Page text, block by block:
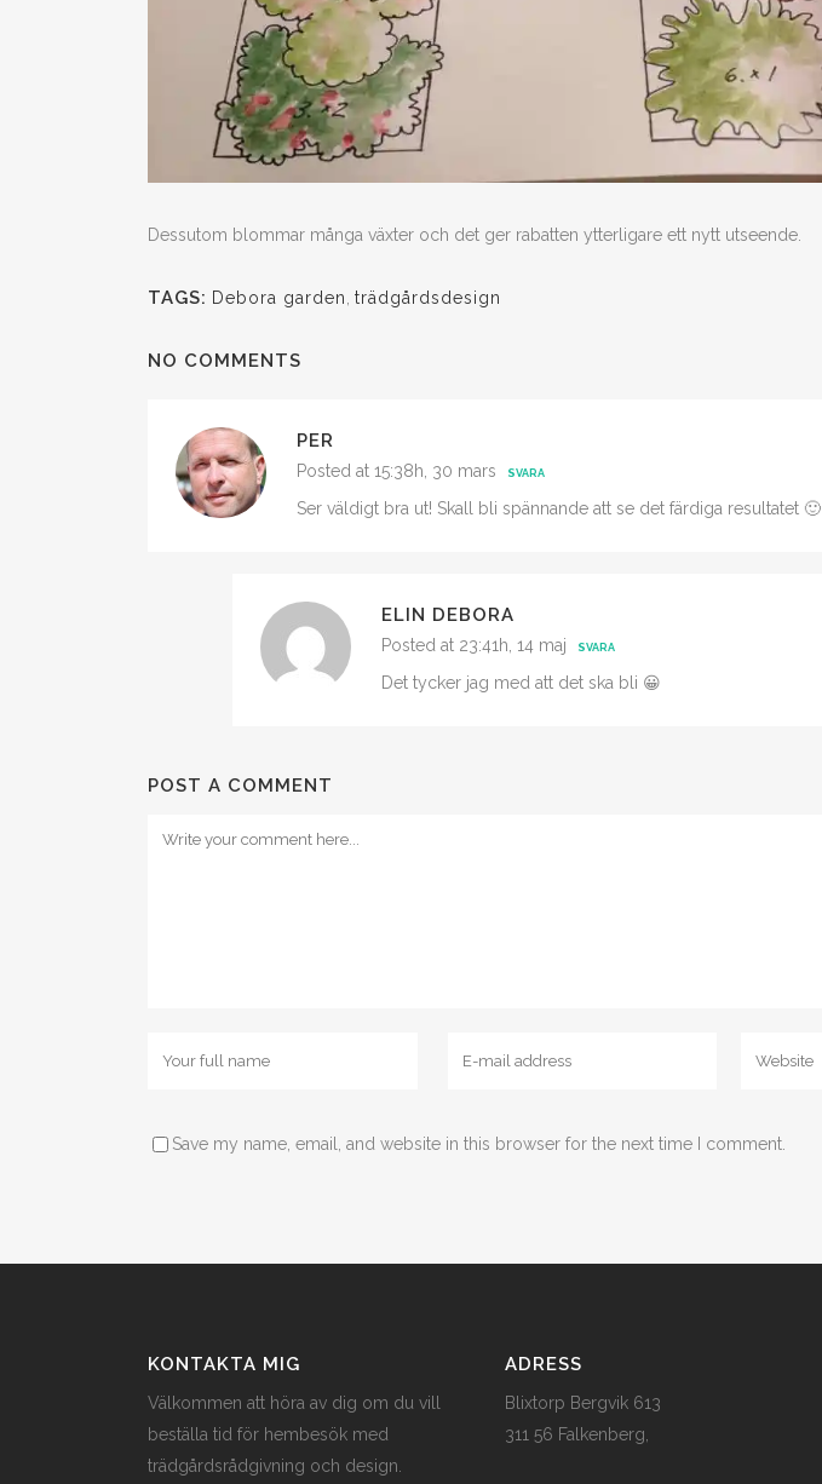
Dessutom blommar många växter och det ger rabatten ytterligare ett nytt utseende.
TAGS: Debora garden trädgårdsdesign
NO COMMENTS
PER
Posted at 15:38h, 30 mars SVARA
Ser väldigt bra ut! Skall bli spännande att se det färdiga resultatet 🙂
ELIN DEBORA
Posted at 23:41h, 14 maj SVARA
Det tycker jag med att det ska bli 😀
POST A COMMENT
Save my name, email, and website in this browser for the next time I comment.
KONTAKTA MIG
Välkommen att höra av dig om du vill
beställa tid för hembesök med
trädgårdsrådgivning och design.
ADRESS
Blixtorp Bergvik 613
311 56 Falkenberg,